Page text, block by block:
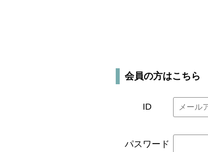
会員の方はこちら
ID
パスワード